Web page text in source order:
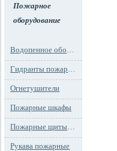
Пожарное
оборудование
Водопенное оборудование
Гидранты пожарные и подставки
Огнетушители
Пожарные шкафы
Пожарные щиты и стенды
Рукава пожарные